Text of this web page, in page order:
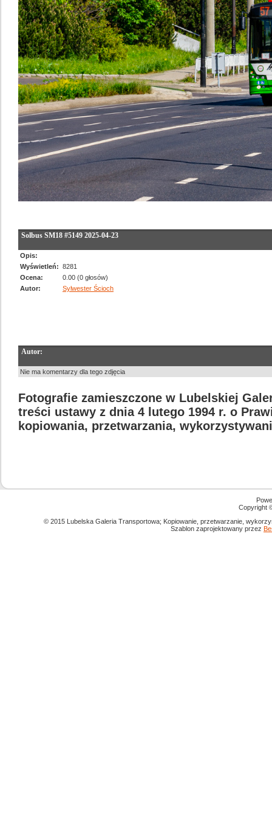
Solbus SM18 #5149 2025-04-23
Opis:
Wyświetleń: 8281
Ocena:
0.00 (0 głosów)
Autor:
Sylwester Ścioch
Autor:
Nie ma komentarzy dla tego zdjęcia
Fotografie zamieszczone w Lubelskiej
treści ustawy z dnia 4 lutego 1994 r. o
kopiowania, przetwarzania,
Copyright
© 2015 Lubelska Galeria Transportowa; Kopiowanie, przetwarzanie,
Szablon zaprojektowany przez